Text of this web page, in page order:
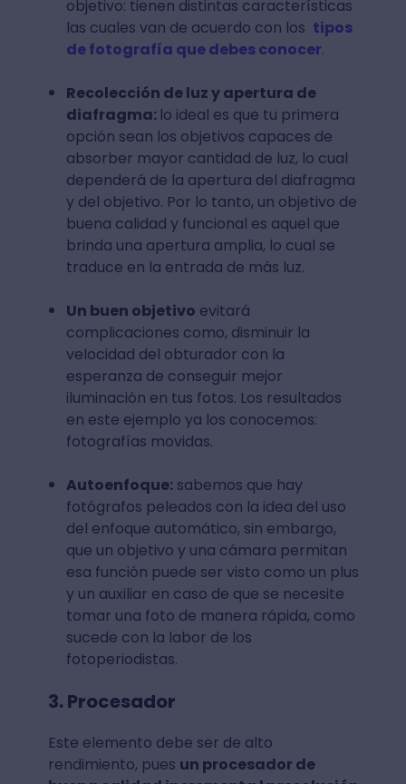
objetivo: tienen distintas características
las cuales van de acuerdo con los tipos
de fotografía que debes conocer.
Recolección de luz y apertura de
diafragma: lo ideal es que tu primera
opción sean los objetivos capaces de
absorber mayor cantidad de luz, lo cual
dependerá de la apertura del diafragma
y del objetivo. Por lo tanto, un objetivo de
buena calidad y funcional es aquel que
brinda una apertura amplia, lo cual se
traduce en la entrada de más luz.
Un buen objetivo evitará
complicaciones como, disminuir la
velocidad del obturador con la
esperanza de conseguir mejor
iluminación en tus fotos. Los resultados
en este ejemplo ya los conocemos:
fotografías movidas.
Autoenfoque:sabemos que hay
fotógrafos peleados con la idea del uso
del enfoque automático, sin embargo,
que un objetivo y una cámara permitan
esa función puede ser visto como un plus
y un auxiliar en caso de que se necesite
tomar una foto de manera rápida, como
sucede con la labor de los
fotoperiodistas.
3. Procesador
Este elemento debe ser de alto
rendimiento, pues un procesador de